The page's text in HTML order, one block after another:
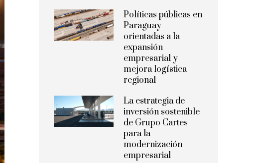
Políticas públicas en
Paraguay
orientadas a la
expansión
empresarial y
mejora logística
regional
La estrategia de
inversión sostenible
de Grupo Cartes
para la
modernización
empresarial